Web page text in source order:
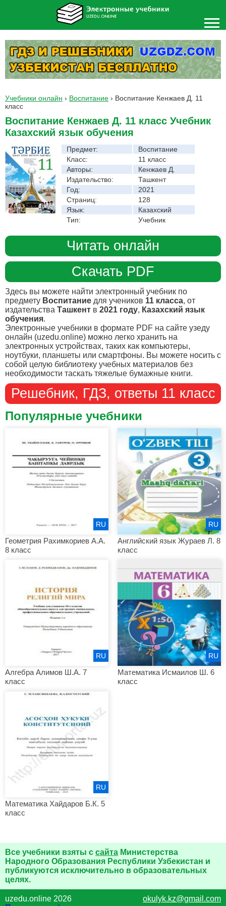
Учебники онлайн › Воспитание › Воспитание Кенжаев Д. 11
класс
Воспитание Кенжаев Д. 11 класс Учебник
Казахский язык обучения
Предмет:
Воспитание
Класс:
11 класс
Авторы:
Кенжаев Д.
Издательство:
Ташкент
Год:
2021
Страниц:
128
Язык:
Казахский
Тип:
Учебник
Читать онлайн
Скачать PDF
Здесь вы можете найти электронный учебник по
предмету Воспитание для учеников 11 класса, от
издательства Ташкент в 2021 году, Казахский язык
обучения.
Электронные учебники в формате PDF на сайте узеду
онлайн (uzedu.online) можно легко хранить на
электронных устройствах, таких как компьютеры,
ноутбуки, планшеты или смартфоны. Вы можете носить с
собой целую библиотеку учебных материалов без
необходимости таскать тяжелые бумажные книги.
Решебник, ГДЗ, ответы 11 класс
Популярные учебники
Геометрия Рахимкориев А.А.
8 класс
RU
Английский язык Жураев Л. 8
класс
RU
Алгебра Алимов Ш.А. 7
класс
RU
Математика Исмаилов Ш. 6
класс
RU
Математика Хайдаров Б.К. 5
класс
RU
Все учебники взяты с сайта Министерства
Народного Образования Республики Узбекистан и
публикуются исключительно в образовательных
целях.
uzedu.online 2026
okulyk.kz@gmail.com